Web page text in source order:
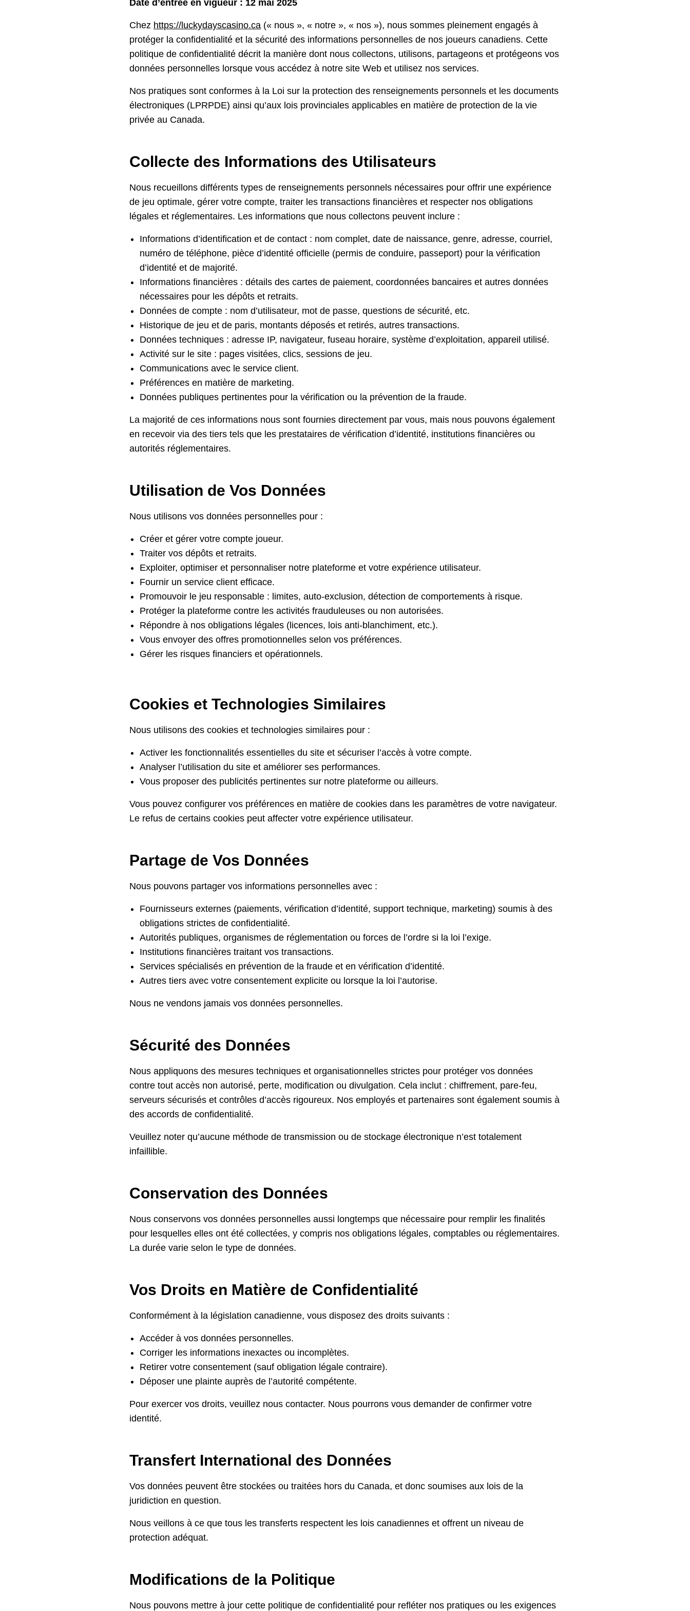
Date d’entrée en vigueur : 12 mai 2025
Chez https://luckydayscasino.ca (« nous », « notre », « nos »), nous sommes pleinement engagés à
protéger la confidentialité et la sécurité des informations personnelles de nos joueurs canadiens. Cette
politique de confidentialité décrit la manière dont nous collectons, utilisons, partageons et protégeons vos
données personnelles lorsque vous accédez à notre site Web et utilisez nos services.
Nos pratiques sont conformes à la Loi sur la protection des renseignements personnels et les documents
électroniques (LPRPDE) ainsi qu’aux lois provinciales applicables en matière de protection de la vie
privée au Canada.
Collecte des Informations des Utilisateurs
Nous recueillons différents types de renseignements personnels nécessaires pour offrir une expérience
de jeu optimale, gérer votre compte, traiter les transactions financières et respecter nos obligations
légales et réglementaires. Les informations que nous collectons peuvent inclure :
Informations d’identification et de contact : nom complet, date de naissance, genre, adresse, courriel,
numéro de téléphone, pièce d’identité officielle (permis de conduire, passeport) pour la vérification
d’identité et de majorité.
Informations financières : détails des cartes de paiement, coordonnées bancaires et autres données
nécessaires pour les dépôts et retraits.
Données de compte : nom d’utilisateur, mot de passe, questions de sécurité, etc.
Historique de jeu et de paris, montants déposés et retirés, autres transactions.
Données techniques : adresse IP, navigateur, fuseau horaire, système d’exploitation, appareil utilisé.
Activité sur le site : pages visitées, clics, sessions de jeu.
Communications avec le service client.
Préférences en matière de marketing.
Données publiques pertinentes pour la vérification ou la prévention de la fraude.
La majorité de ces informations nous sont fournies directement par vous, mais nous pouvons également
en recevoir via des tiers tels que les prestataires de vérification d’identité, institutions financières ou
autorités réglementaires.
Utilisation de Vos Données
Nous utilisons vos données personnelles pour :
Créer et gérer votre compte joueur.
Traiter vos dépôts et retraits.
Exploiter, optimiser et personnaliser notre plateforme et votre expérience utilisateur.
Fournir un service client efficace.
Promouvoir le jeu responsable : limites, auto-exclusion, détection de comportements à risque.
Protéger la plateforme contre les activités frauduleuses ou non autorisées.
Répondre à nos obligations légales (licences, lois anti-blanchiment, etc.).
Vous envoyer des offres promotionnelles selon vos préférences.
Gérer les risques financiers et opérationnels.
Cookies et Technologies Similaires
Nous utilisons des cookies et technologies similaires pour :
Activer les fonctionnalités essentielles du site et sécuriser l’accès à votre compte.
Analyser l’utilisation du site et améliorer ses performances.
Vous proposer des publicités pertinentes sur notre plateforme ou ailleurs.
Vous pouvez configurer vos préférences en matière de cookies dans les paramètres de votre navigateur.
Le refus de certains cookies peut affecter votre expérience utilisateur.
Partage de Vos Données
Nous pouvons partager vos informations personnelles avec :
Fournisseurs externes (paiements, vérification d’identité, support technique, marketing) soumis à des
obligations strictes de confidentialité.
Autorités publiques, organismes de réglementation ou forces de l’ordre si la loi l’exige.
Institutions financières traitant vos transactions.
Services spécialisés en prévention de la fraude et en vérification d’identité.
Autres tiers avec votre consentement explicite ou lorsque la loi l’autorise.
Nous ne vendons jamais vos données personnelles.
Sécurité des Données
Nous appliquons des mesures techniques et organisationnelles strictes pour protéger vos données
contre tout accès non autorisé, perte, modification ou divulgation. Cela inclut : chiffrement, pare-feu,
serveurs sécurisés et contrôles d’accès rigoureux. Nos employés et partenaires sont également soumis à
des accords de confidentialité.
Veuillez noter qu’aucune méthode de transmission ou de stockage électronique n’est totalement
infaillible.
Conservation des Données
Nous conservons vos données personnelles aussi longtemps que nécessaire pour remplir les finalités
pour lesquelles elles ont été collectées, y compris nos obligations légales, comptables ou réglementaires.
La durée varie selon le type de données.
Vos Droits en Matière de Confidentialité
Conformément à la législation canadienne, vous disposez des droits suivants :
Accéder à vos données personnelles.
Corriger les informations inexactes ou incomplètes.
Retirer votre consentement (sauf obligation légale contraire).
Déposer une plainte auprès de l’autorité compétente.
Pour exercer vos droits, veuillez nous contacter. Nous pourrons vous demander de confirmer votre
identité.
Transfert International des Données
Vos données peuvent être stockées ou traitées hors du Canada, et donc soumises aux lois de la
juridiction en question.
Nous veillons à ce que tous les transferts respectent les lois canadiennes et offrent un niveau de
protection adéquat.
Modifications de la Politique
Nous pouvons mettre à jour cette politique de confidentialité pour refléter nos pratiques ou les exigences